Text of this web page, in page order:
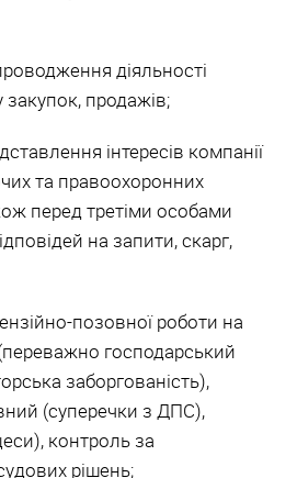
діяльності
продажів;
інтересів компанії
та правоохоронних
перед третіми особами
на запити, скарг,
позовної роботи на
(переважно господарський
заборгованість),
(суперечки з ДПС),
контроль за
рішень;